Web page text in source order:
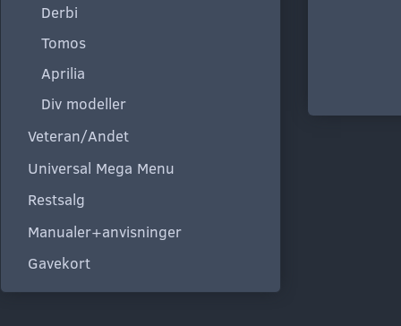
Derbi
Tomos
Aprilia
Div modeller
Veteran/Andet
Universal Mega Menu
Restsalg
Manualer+anvisninger
Gavekort